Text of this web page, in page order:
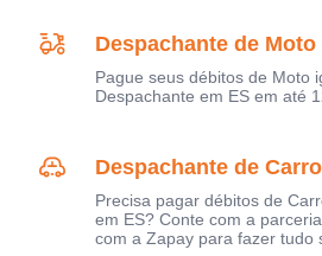
Despachante de Moto
Pague seus débitos de Moto
Despachante em ES em até
Despachante de
Precisa pagar débitos de
em ES? Conte com a
com a Zapay para fazer tudo